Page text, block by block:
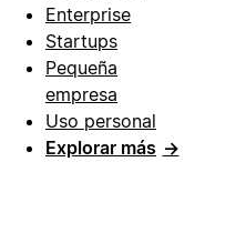
Enterprise
Startups
Pequeña
empresa
Uso personal
Explorar más →